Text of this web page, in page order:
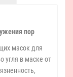
пор
масок для
угля в маске от